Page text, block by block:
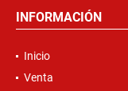
INFORMACIÓN
Inicio
Venta